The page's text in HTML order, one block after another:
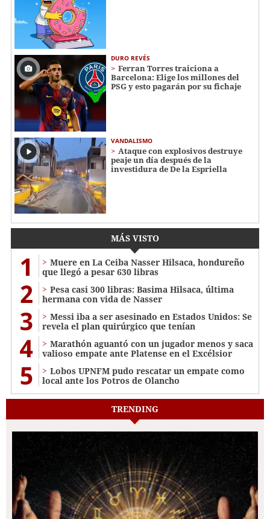
DURO REVÉS
Ferran Torres traiciona a
Barcelona: Elige los millones del
PSG y esto pagarán por su fichaje
VANDALISMO
Ataque con explosivos destruye
peaje un día después de la
investidura de De la Espriella
MÁS VISTO
1
Muere en La Ceiba Nasser Hilsaca, hondureño
que llegó a pesar 630 libras
2
Pesa casi 300 libras: Basima Hilsaca, última
hermana con vida de Nasser
3
Messi iba a ser asesinado en Estados Unidos: Se
revela el plan quirúrgico que tenían
4
Marathón aguantó con un jugador menos y saca
valioso empate ante Platense en el Excélsior
5
Lobos UPNFM pudo rescatar un empate como
local ante los Potros de Olancho
TRENDING